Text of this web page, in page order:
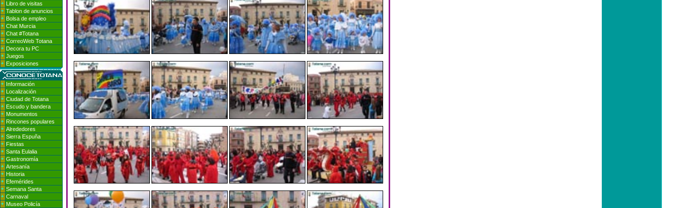
Libro de visitas
Tablon de anuncios
Bolsa de empleo
Chat Murcia
Chat #Totana
CorreoWeb Totana
Decora tu PC
Juegos
Exposiciones
Información
Localización
Ciudad de Totana
Escudo y bandera
Monumentos
Rincones populares
Alrededores
Sierra Espuña
Fiestas
Santa Eulalia
Gastronomía
Artesanía
Historia
Efemérides
Semana Santa
Carnaval
Museo Policía